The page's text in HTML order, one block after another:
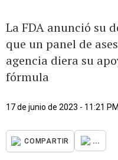
La FDA anunció su
que un panel de
agencia diera su
fórmula
17 de junio de 2023 - 11:21 PM
COMPARTIR ...